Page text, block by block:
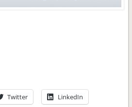
Twitter LinkedIn